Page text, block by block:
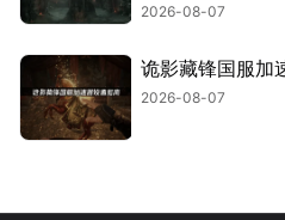
2026-08-07
诡影藏锋国服加
2026-08-07